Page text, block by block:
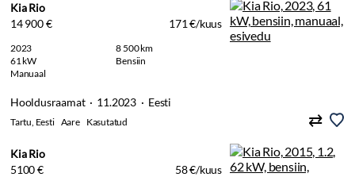
Kia Rio
14 900 €
171 €/kuus
2023
8 500 km
61 kW
Bensiin
Manuaal
Hooldusraamat · 11.2023 · Eesti
Tartu, Eesti Aare Kasutatud
Kia Rio
5100 €
58 €/kuus